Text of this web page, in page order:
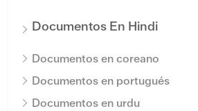
Documentos En Hindi
Documentos en coreano
Documentos en portugués
Documentos en urdu